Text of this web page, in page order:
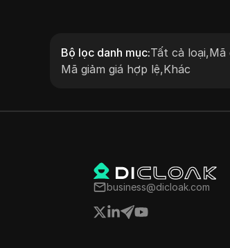
thời gian hết hạn lưu
giúp người dùng dễ dàng
mạng 24/7, IPRoyal cung
Bộ lọc danh mục:Tất cả loại,Mã
Mã giảm giá hợp lệ,Khác
business@dicloak.com